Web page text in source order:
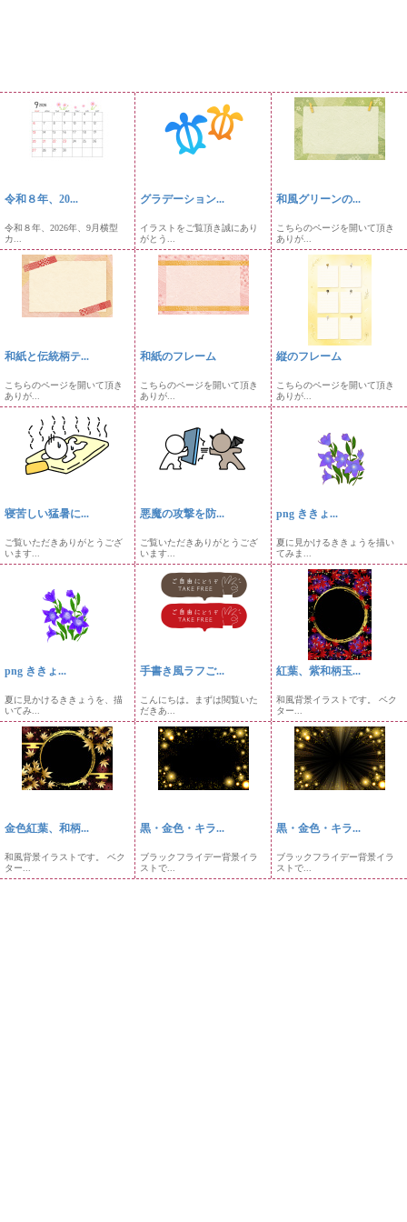
令和８年、20...
令和８年、2026年、9月横型
カ...
グラデーション...
イラストをご覧頂き誠にあり
がとう...
和風グリーンの...
こちらのページを開いて頂き
ありが...
和紙と伝統柄テ...
こちらのページを開いて頂き
ありが...
和紙のフレーム
こちらのページを開いて頂き
ありが...
縦のフレーム
こちらのページを開いて頂き
ありが...
寝苦しい猛暑に...
ご覧いただきありがとうござ
います...
悪魔の攻撃を防...
ご覧いただきありがとうござ
います...
png ききょ...
夏に見かけるききょうを描い
てみま...
png ききょ...
夏に見かけるききょうを、描
いてみ...
手書き風ラフご...
こんにちは。まずは閲覧いた
だきあ...
紅葉、紫和柄玉...
和風背景イラストです。 ベク
ター...
金色紅葉、和柄...
和風背景イラストです。 ベク
ター...
黒・金色・キラ...
ブラックフライデー背景イラ
ストで...
黒・金色・キラ...
ブラックフライデー背景イラ
ストで...